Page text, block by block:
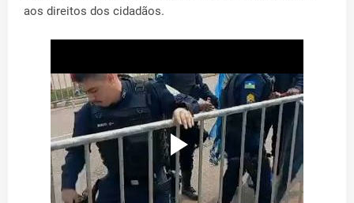
aos direitos dos cidadãos.